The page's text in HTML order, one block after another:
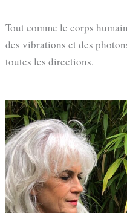
Tout comme le corps
des vibrations et des
toutes les directions.